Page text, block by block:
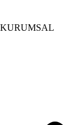
KURUMSAL